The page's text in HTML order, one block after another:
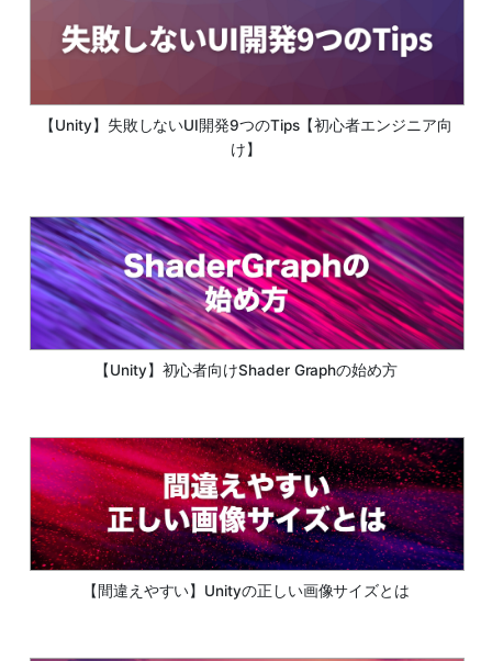
【Unity】失敗しないUI開発9つのTips【初心者エンジニア向
け】
【Unity】初心者向けShader Graphの始め方
【間違えやすい】Unityの正しい画像サイズとは